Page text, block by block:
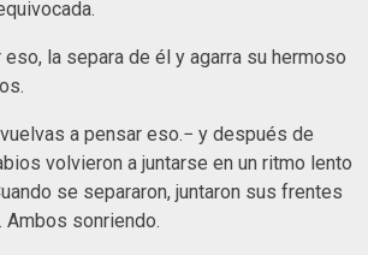
la separa de él y agarra su hermoso
a pensar eso.− y después de
volvieron a juntarse en un ritmo lento
se separaron, juntaron sus frentes
Ambos sonriendo.